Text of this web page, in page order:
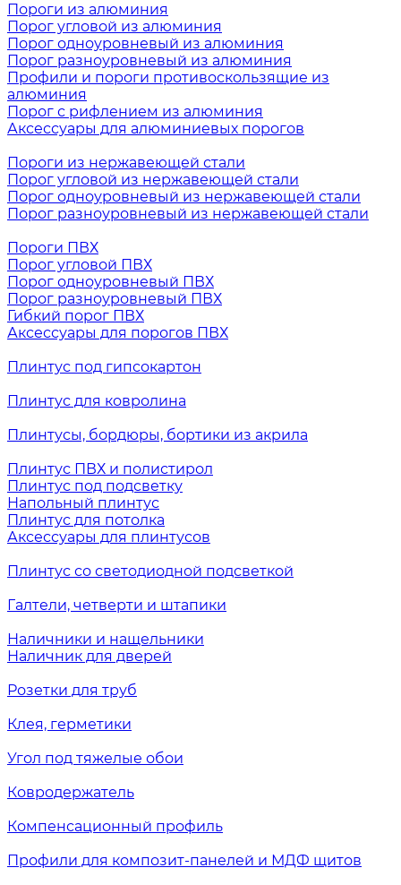
Пороги из алюминия
Порог угловой из алюминия
Порог одноуровневый из алюминия
Порог разноуровневый из алюминия
Профили и пороги противоскользящие из
алюминия
Порог с рифлением из алюминия
Аксессуары для алюминиевых порогов
Пороги из нержавеющей стали
Порог угловой из нержавеющей стали
Порог одноуровневый из нержавеющей стали
Порог разноуровневый из нержавеющей стали
Пороги ПВХ
Порог угловой ПВХ
Порог одноуровневый ПВХ
Порог разноуровневый ПВХ
Гибкий порог ПВХ
Аксессуары для порогов ПВХ
Плинтус под гипсокартон
Плинтус для ковролина
Плинтусы, бордюры, бортики из акрила
Плинтус ПВХ и полистирол
Плинтус под подсветку
Напольный плинтус
Плинтус для потолка
Аксессуары для плинтусов
Плинтус со светодиодной подсветкой
Галтели, четверти и штапики
Наличники и нащельники
Наличник для дверей
Розетки для труб
Клея, герметики
Угол под тяжелые обои
Ковродержатель
Компенсационный профиль
Профили для композит-панелей и МДФ щитов